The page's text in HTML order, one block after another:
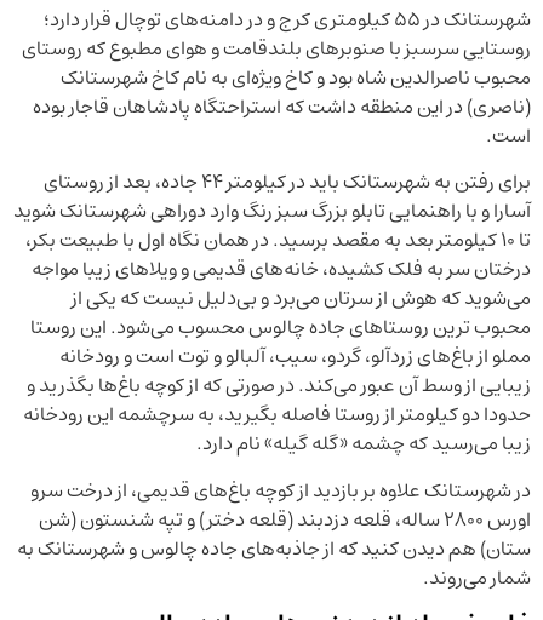
شهرستانک در ۵۵ کیلومتری کرج و در دامنه‌های توچال قرار دارد؛
روستایی سرسبز با صنوبرهای بلندقامت و هوای مطبوع که روستای
محبوب ناصرالدین شاه بود و کاخ ویژه‌ای به نام کاخ شهرستانک
(ناصری) در این منطقه داشت که استراحتگاه پادشاهان قاجار بوده
است.
برای رفتن به شهرستانک باید در کیلومتر ۴۴ جاده، بعد از روستای
آسارا و با راهنمایی تابلو بزرگ سبز رنگ وارد دوراهی شهرستانک شوید
تا ۱۰ کیلومتر بعد به مقصد برسید. در همان نگاه اول با طبیعت بکر،
درختان سر به فلک کشیده، خانه‌های قدیمی و ویلاهای زیبا مواجه
می‌شوید که هوش از سرتان می‌برد و بی‌دلیل نیست که یکی از
محبوب ترین روستاهای جاده چالوس محسوب می‌شود. این روستا
مملو از باغ‌های زردآلو، گردو، سیب، آلبالو و توت است و رودخانه
زیبایی از وسط آن عبور می‌کند. در صورتی که از کوچه باغ‌ها بگذرید و
حدودا دو کیلومتر از روستا فاصله بگیرید، به سرچشمه این رودخانه
زیبا می‌رسید که چشمه «گله گیله» نام دارد.
در شهرستانک علاوه بر بازدید از کوچه باغ‌های قدیمی، از درخت سرو
اورس ۲۸۰۰ ساله، قلعه دزدبند (قلعه دختر) و تپه شنستون (شن
ستان) هم دیدن کنید که از جاذبه‌های جاده چالوس و شهرستانک به
شمار می‌روند.